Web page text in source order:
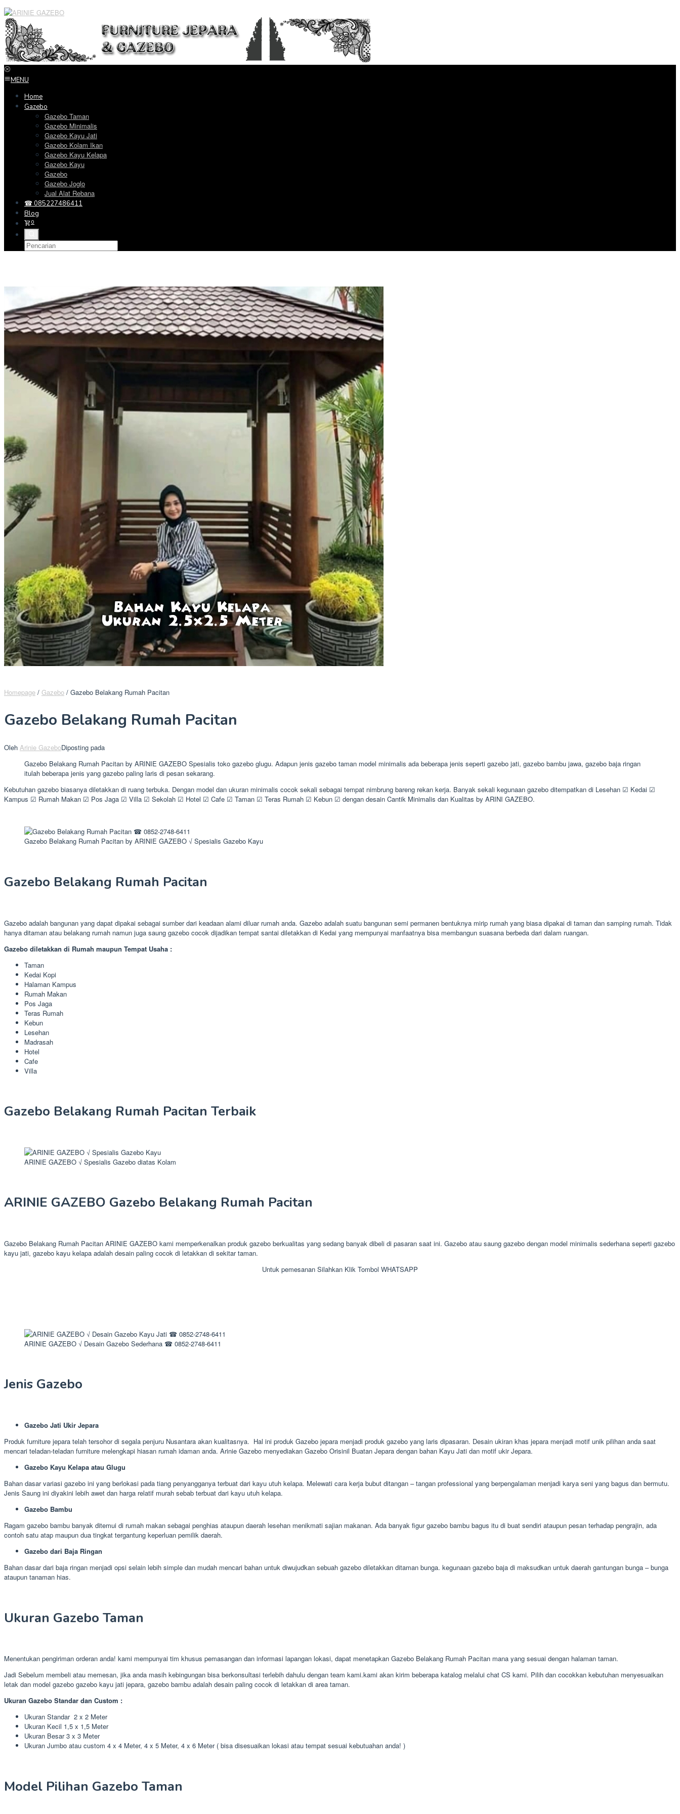
Loncat
ke
konten
MENU
Home
Gazebo
Gazebo Taman
Gazebo Minimalis
Gazebo Kayu Jati
Gazebo Kolam Ikan
Gazebo Kayu Kelapa
Gazebo Kayu
Gazebo
Gazebo Joglo
Jual Alat Rebana
☎ 085227486411
Blog
0
Homepage / Gazebo / Gazebo Belakang Rumah Pacitan
Gazebo Belakang Rumah Pacitan
Oleh Arinie GazeboDiposting pada
Gazebo Belakang Rumah Pacitan by ARINIE GAZEBO Spesialis toko gazebo glugu. Adapun jenis gazebo taman model minimalis ada beberapa jenis seperti gazebo jati, gazebo bambu jawa, gazebo baja ringan
itulah beberapa jenis yang gazebo paling laris di pesan sekarang.
Kebutuhan gazebo biasanya diletakkan di ruang terbuka. Dengan model dan ukuran minimalis cocok sekali sebagai tempat nimbrung bareng rekan kerja. Banyak sekali kegunaan gazebo ditempatkan di Lesehan ☑ Kedai ☑
Kampus ☑ Rumah Makan ☑ Pos Jaga ☑ Villa ☑ Sekolah ☑ Hotel ☑ Cafe ☑ Taman ☑ Teras Rumah ☑ Kebun ☑ dengan desain Cantik Minimalis dan Kualitas by ARINI GAZEBO.
Gazebo Belakang Rumah Pacitan by ARINIE GAZEBO √ Spesialis Gazebo Kayu
Gazebo Belakang Rumah Pacitan
Gazebo adalah bangunan yang dapat dipakai sebagai sumber dari keadaan alami diluar rumah anda. Gazebo adalah suatu bangunan semi permanen bentuknya mirip rumah yang biasa dipakai di taman dan samping rumah. Tidak
hanya ditaman atau belakang rumah namun juga saung gazebo cocok dijadikan tempat santai diletakkan di Kedai yang mempunyai manfaatnya bisa membangun suasana berbeda dari dalam ruangan.
Gazebo diletakkan di Rumah maupun Tempat Usaha :
Taman
Kedai Kopi
Halaman Kampus
Rumah Makan
Pos Jaga
Teras Rumah
Kebun
Lesehan
Madrasah
Hotel
Cafe
Villa
Gazebo Belakang Rumah Pacitan Terbaik
ARINIE GAZEBO √ Spesialis Gazebo diatas Kolam
ARINIE GAZEBO Gazebo Belakang Rumah Pacitan
Gazebo Belakang Rumah Pacitan ARINIE GAZEBO kami memperkenalkan produk gazebo berkualitas yang sedang banyak dibeli di pasaran saat ini. Gazebo atau saung gazebo dengan model minimalis sederhana seperti gazebo
kayu jati, gazebo kayu kelapa adalah desain paling cocok di letakkan di sekitar taman.
Untuk pemesanan Silahkan Klik Tombol WHATSAPP
ARINIE GAZEBO √ Desain Gazebo Sederhana ☎ 0852-2748-6411
Jenis Gazebo
Gazebo Jati Ukir Jepara
Produk furniture jepara telah tersohor di segala penjuru Nusantara akan kualitasnya. Hal ini produk Gazebo jepara menjadi produk gazebo yang laris dipasaran. Desain ukiran khas jepara menjadi motif unik pilihan anda saat
mencari teladan-teladan furniture melengkapi hiasan rumah idaman anda. Arinie Gazebo menyediakan Gazebo Orisinil Buatan Jepara dengan bahan Kayu Jati dan motif ukir Jepara.
Gazebo Kayu Kelapa atau Glugu
Bahan dasar variasi gazebo ini yang berlokasi pada tiang penyangganya terbuat dari kayu utuh kelapa. Melewati cara kerja bubut ditangan – tangan professional yang berpengalaman menjadi karya seni yang bagus dan bermutu.
Jenis Saung ini diyakini lebih awet dan harga relatif murah sebab terbuat dari kayu utuh kelapa.
Gazebo Bambu
Ragam gazebo bambu banyak ditemui di rumah makan sebagai penghias ataupun daerah lesehan menikmati sajian makanan. Ada banyak figur gazebo bambu bagus itu di buat sendiri ataupun pesan terhadap pengrajin, ada
contoh satu atap maupun dua tingkat tergantung keperluan pemilik daerah.
Gazebo dari Baja Ringan
Bahan dasar dari baja ringan menjadi opsi selain lebih simple dan mudah mencari bahan untuk diwujudkan sebuah gazebo diletakkan ditaman bunga. kegunaan gazebo baja di maksudkan untuk daerah gantungan bunga – bunga
ataupun tanaman hias.
Ukuran Gazebo Taman
Menentukan pengiriman orderan anda! kami mempunyai tim khusus pemasangan dan informasi lapangan lokasi, dapat menetapkan Gazebo Belakang Rumah Pacitan mana yang sesuai dengan halaman taman.
Jadi Sebelum membeli atau memesan, jika anda masih kebingungan bisa berkonsultasi terlebih dahulu dengan team kami.kami akan kirim beberapa katalog melalui chat CS kami. Pilih dan cocokkan kebutuhan menyesuaikan
letak dan model gazebo gazebo kayu jati jepara, gazebo bambu adalah desain paling cocok di letakkan di area taman.
Ukuran Gazebo Standar dan Custom :
Ukuran Standar 2 x 2 Meter
Ukuran Kecil 1,5 x 1,5 Meter
Ukuran Besar 3 x 3 Meter
Ukuran Jumbo atau custom 4 x 4 Meter, 4 x 5 Meter, 4 x 6 Meter ( bisa disesuaikan lokasi atau tempat sesuai kebutuahan anda! )
Model Pilihan Gazebo Taman